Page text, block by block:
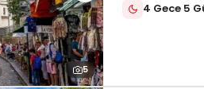
5
4 Gece 5